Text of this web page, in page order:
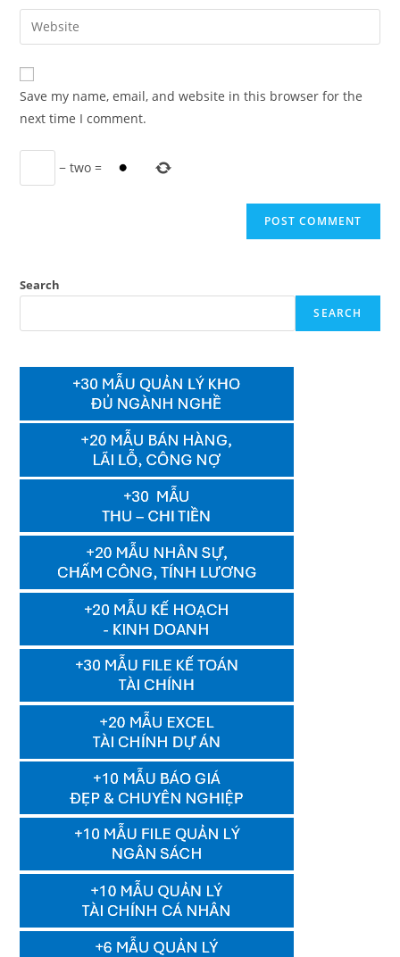
comment
email
address
comment
Enter
your
website
URL
(optional)
Save my name, email, and website in this browser for the
next time I comment.
−two =
Search
SEARCH